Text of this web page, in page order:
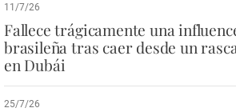
11/7/26
Fallece trágicamente una
brasileña tras caer desde un
en Dubái
25/7/26